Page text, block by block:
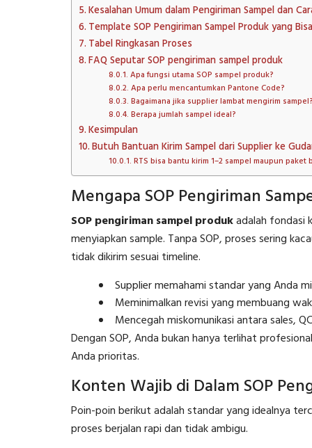
Kesalahan Umum dalam Pengiriman Sampel dan
Template SOP Pengiriman Sampel Produk yang
Tabel Ringkasan Proses
FAQ Seputar SOP pengiriman sampel produk
Apa fungsi utama SOP sampel produk?
Apa perlu mencantumkan Pantone Code?
Bagaimana jika supplier lambat mengirim
Berapa jumlah sampel ideal?
Kesimpulan
Butuh Bantuan Kirim Sampel dari Supplier ke
RTS bisa bantu kirim 1–2 sampel maupun
Mengapa SOP Pengiriman
SOP pengiriman sampel produkadalah fondasi
menyiapkan sample. Tanpa SOP, proses sering
tidak dikirim sesuai timeline.
Supplier memahami standar yang Anda
Meminimalkan revisi yang membuang
Mencegah miskomunikasi antara sales,
Dengan SOP, Anda bukan hanya terlihat
Anda prioritas.
Konten Wajib di Dalam SOP
Poin-poin berikut adalah standar yang idealnya
proses berjalan rapi dan tidak ambigu.